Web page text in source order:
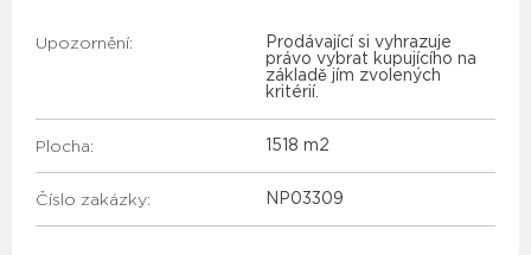
Upozornění:
Prodávající si vyhrazuje
právo vybrat kupujícího na
základě jím zvolených
kritérií.
Plocha: 1518 m2
Číslo zakázky: NP03309